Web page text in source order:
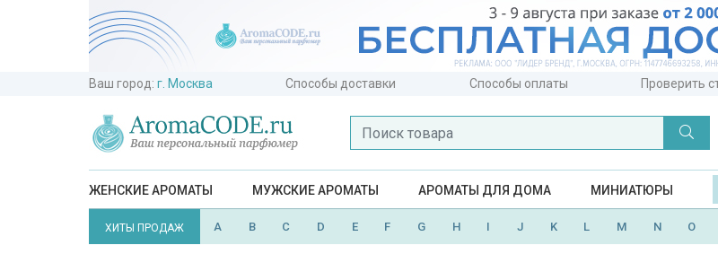
Ваш город: г. Москва Способы доставки Способы оплаты Проверить
ЖЕНСКИЕ АРОМАТЫ МУЖСКИЕ АРОМАТЫ АРОМАТЫ ДЛЯ ДОМА МИНИАТЮРЫ
ХИТЫ ПРОДАЖ A B C D E F G H I J K L M N O